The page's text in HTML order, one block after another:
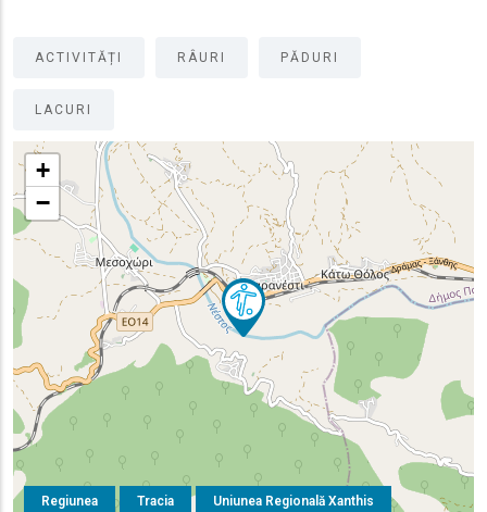
ACTIVITĂȚI RÂURI PĂDURI
LACURI
Regiunea Tracia Uniunea Regională Xanthis
+
−